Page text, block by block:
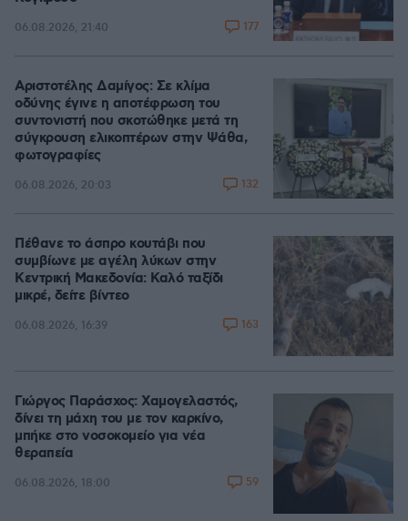
06.08.2026, 21:40 177
Αριστοτέλης Δαμίγος: Σε κλίμα
οδύνης έγινε η αποτέφρωση του
συντονιστή που σκοτώθηκε μετά τη
σύγκρουση ελικοπτέρων στην Ψάθα,
φωτογραφίες
06.08.2026, 20:03 132
Πέθανε το άσπρο κουτάβι που
συμβίωνε με αγέλη λύκων στην
Κεντρική Μακεδονία: Καλό ταξίδι
μικρέ, δείτε βίντεο
06.08.2026, 16:39 163
Γιώργος Παράσχος: Χαμογελαστός,
δίνει τη μάχη του με τον καρκίνο,
μπήκε στο νοσοκομείο για νέα
θεραπεία
06.08.2026, 18:00 59